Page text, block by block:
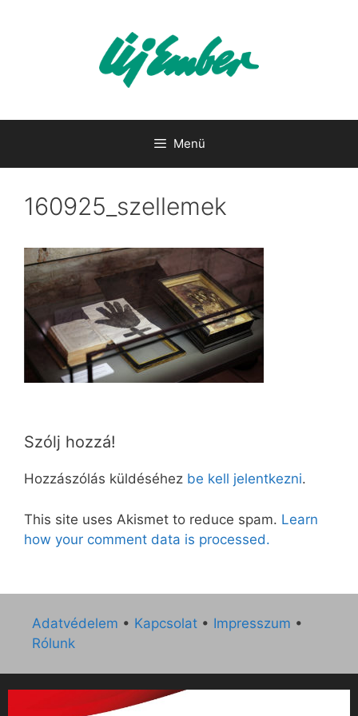
Menü
160925_szellemek
Szólj hozzá!
Hozzászólás küldéséhez be kell jelentkezni.
This site uses Akismet to reduce spam. Learn
how your comment data is processed.
Adatvédelem • Kapcsolat • Impresszum •
Rólunk